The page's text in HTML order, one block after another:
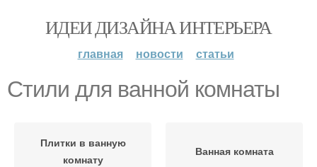
ИДЕИ ДИЗАЙНА ИНТЕРЬЕРА
главная новости статьи
Стили для ванной комнаты
Плитки в ванную
комнату
Ванная комната